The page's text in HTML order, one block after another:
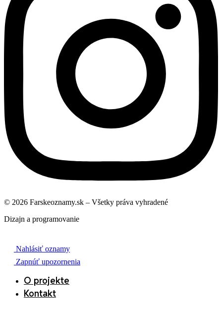
© 2026 Farskeoznamy.sk – Všetky práva vyhradené
Dizajn a programovanie
Nahlásiť oznamy
Zapnúť upozornenia
O projekte
Kontakt